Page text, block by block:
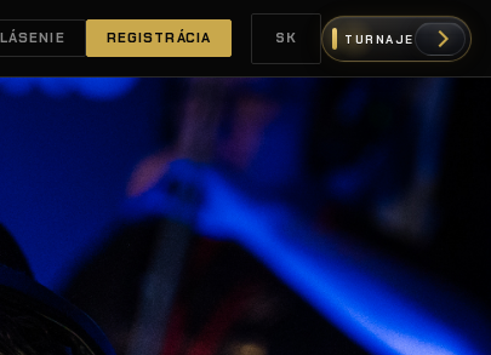
REGISTRÁCIA SK TURNAJE